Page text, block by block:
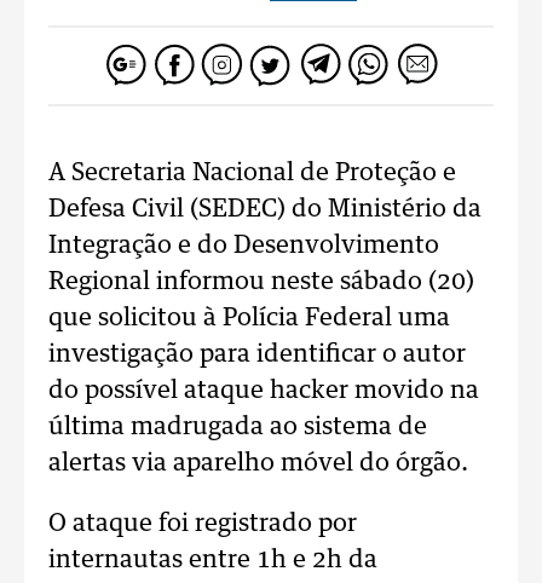
A Secretaria Nacional de Proteção e
Defesa Civil (SEDEC) do Ministério da
Integração e do Desenvolvimento
Regional informou neste sábado (20)
que solicitou à Polícia Federal uma
investigação para identificar o autor
do possível ataque hacker movido na
última madrugada ao sistema de
alertas via aparelho móvel do órgão.
O ataque foi registrado por
internautas entre 1h e 2h da